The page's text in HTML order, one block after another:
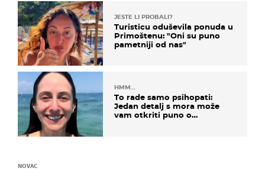
JESTE LI PROBALI?
Turisticu oduševila ponuda u
Primoštenu: "Oni su puno
pametniji od nas"
HMM…
To rade samo psihopati:
Jedan detalj s mora može
vam otkriti puno o
NOVAC